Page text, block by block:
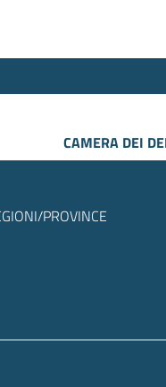
CAMERA DEI
PROVINCE